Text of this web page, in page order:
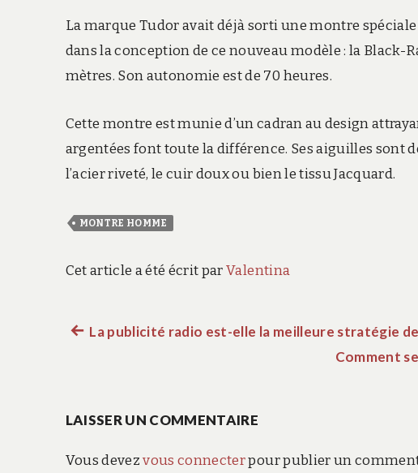
La marque Tudor avait déjà sorti une montre
dans la conception de ce nouveau modèle : la
mètres. Son autonomie est de 70 heures.
Cette montre est munie d’un cadran au design
argentées font toute la différence. Ses aiguilles sont
l’acier riveté, le cuir doux ou bien le tissu Jacquard.
MONTRE HOMME
Cet article a été écrit parValentina
Navigation
l’article
Article
La publicité radio est-elle la meilleure stratégie
Comment
LAISSER UN COMMENTAIRE
Vous devezvous connecterpour publier un